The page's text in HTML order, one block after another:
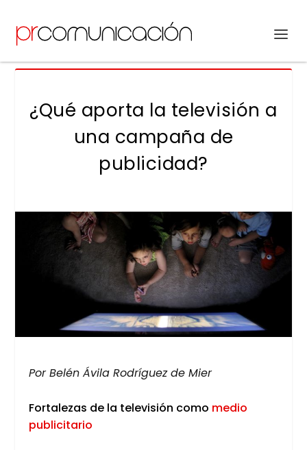
¿Qué aporta la televisión a
una campaña de
publicidad?
Por Belén Ávi­la Rodrí­guez de Mier
For­ta­le­zas de la tele­vi­sión como medio
publi­ci­ta­rio